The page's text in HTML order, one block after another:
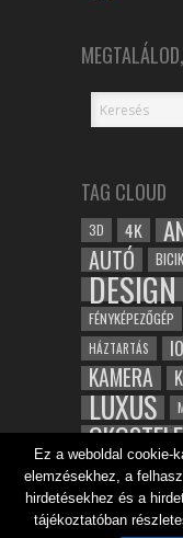
TAG CLOUD
3D 4K
AUTÓ
DESIGN
FÉNYKÉPEZŐGÉP
HÁZTARTÁS
KAMERA
LUXUS
ROBOT
TESZT VIDEÓ
ÉPÍTÉSZET
Ez a weboldal cookie-
elemzésekhez, a
hirdetésekhez és a
tájékoztatóban